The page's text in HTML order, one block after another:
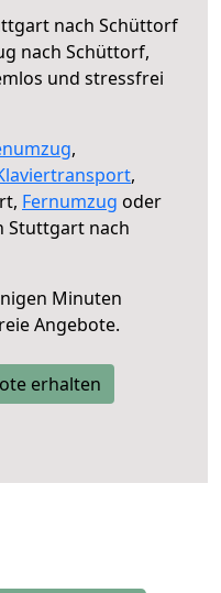
nach Schüttorf
nach Schüttorf,
und stressfrei
,
,
Fernumzug oder
Stuttgart nach
Minuten
Angebote.
erhalten